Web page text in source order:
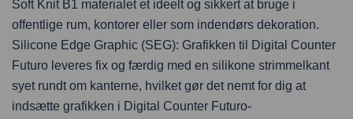
Soft Knit B1 materialet et ideelt og sikkert at bruge i
offentlige rum, kontorer eller som indendørs dekoration.
Silicone Edge Graphic (SEG): Grafikken til Digital Counter
Futuro leveres fix og færdig med en silikone strimmelkant
syet rundt om kanterne, hvilket gør det nemt for dig at
indsætte grafikken i Digital Counter Futuro-